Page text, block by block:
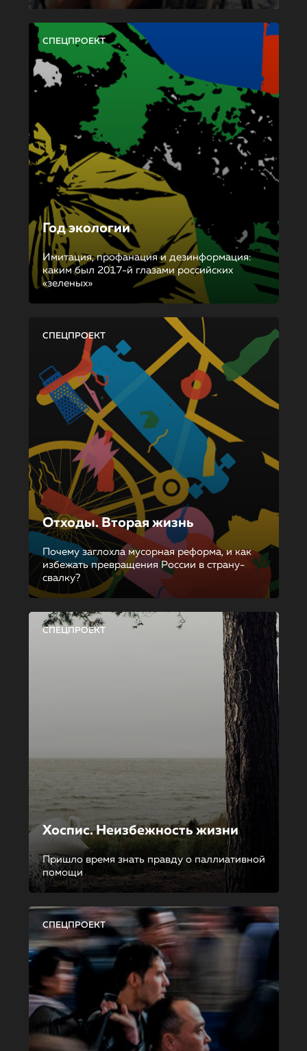
СПЕЦПРОЕКТ
Год экологии
Имитация, профанация и дезинформация:
каким был 2017-й глазами российских
«зеленых»
СПЕЦПРОЕКТ
Отходы. Вторая жизнь
Почему заглохла мусорная реформа, и как
избежать превращения России в страну-
свалку?
СПЕЦПРОЕКТ
Хоспис. Неизбежность жизни
Пришло время знать правду о паллиативной
помощи
СПЕЦПРОЕКТ